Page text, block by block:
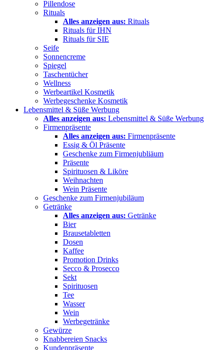
Pillendose
Rituals
Alles anzeigen aus: Rituals
Rituals für IHN
Rituals für SIE
Seife
Sonnencreme
Spiegel
Taschentücher
Wellness
Werbeartikel Kosmetik
Werbegeschenke Kosmetik
Lebensmittel & Süße Werbung
Alles anzeigen aus: Lebensmittel & Süße Werbung
Firmenpräsente
Alles anzeigen aus: Firmenpräsente
Essig & Öl Präsente
Geschenke zum Firmenjubliäum
Präsente
Spirituosen & Liköre
Weihnachten
Wein Präsente
Geschenke zum Firmenjubiläum
Getränke
Alles anzeigen aus: Getränke
Bier
Brausetabletten
Dosen
Kaffee
Promotion Drinks
Secco & Prosecco
Sekt
Spirituosen
Tee
Wasser
Wein
Werbegetränke
Gewürze
Knabbereien Snacks
Kundenpräsente